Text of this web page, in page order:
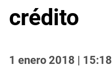
crédito
1 enero 2018 | 15:18